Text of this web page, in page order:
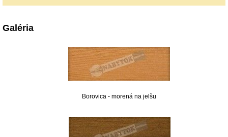
Galéria
Borovica - morená na jelšu